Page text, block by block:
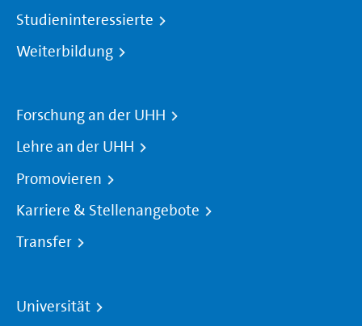
Studieninteressierte
Weiterbildung
Forschung an der UHH
Lehre an der UHH
Promovieren
Karriere & Stellenangebote
Transfer
Universität